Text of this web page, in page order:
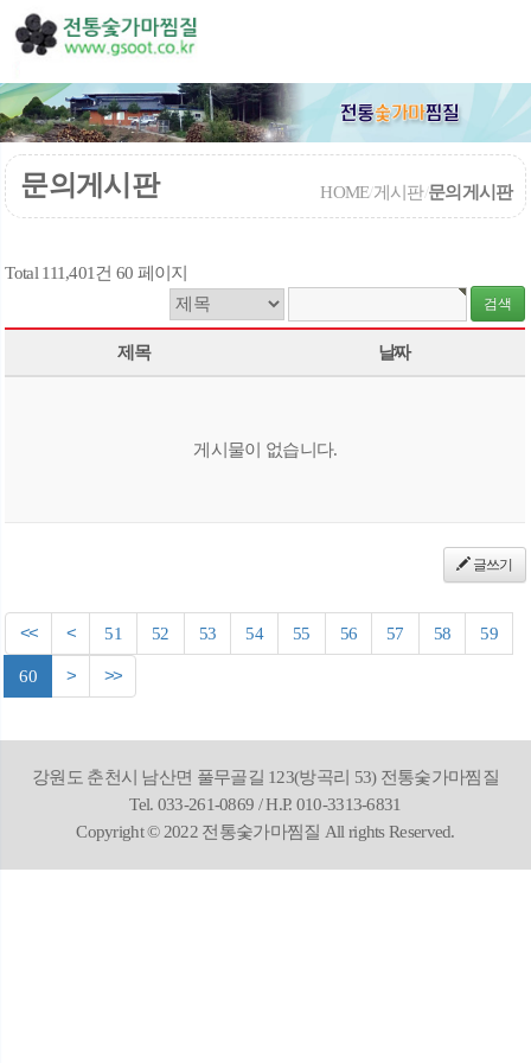
문의게시판 HOME/게시판/문의게시판
Total 111,401건 60 페이지
제목 날짜
게시물이 없습니다.
글쓰기
<< < 51 52 53 54 55 56 57 58 59
60 > >>
강원도 춘천시 남산면 풀무골길 123(방곡리 53) 전통숯가마찜질
Tel. 033-261-0869 / H.P. 010-3313-6831
Copyright © 2022 전통숯가마찜질 All rights Reserved.